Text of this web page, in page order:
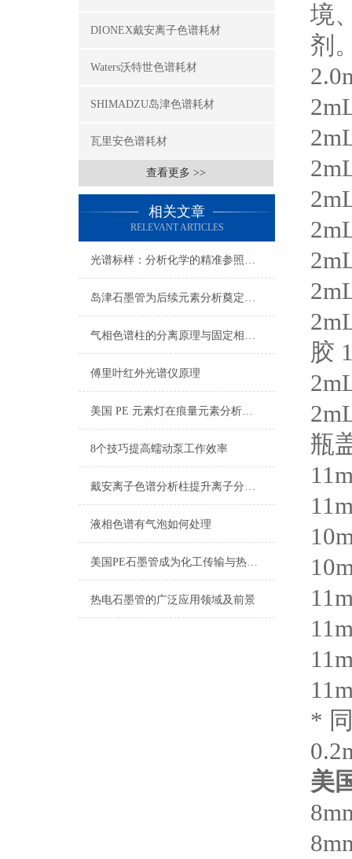
DIONEX戴安离子色谱耗材
Waters沃特世色谱耗材
SHIMADZU岛津色谱耗材
瓦里安色谱耗材
查看更多 >>
相关文章
RELEVANT ARTICLES
光谱标样：分析化学的精准参照与品质控制
岛津石墨管为后续元素分析奠定基础
气相色谱柱的分离原理与固定相选择策略
傅里叶红外光谱仪原理
美国 PE 元素灯在痕量元素分析中的应用
8个技巧提高蠕动泵工作效率
戴安离子色谱分析柱提升离子分析精度与效率
液相色谱有气泡如何处理
美国PE石墨管成为化工传输与热管理的创新材料
热电石墨管的广泛应用领域及前景
境
剂
胶
瓶
*
美